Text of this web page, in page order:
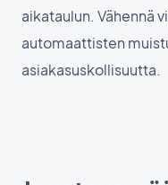
aikataulun. Vähennä
automaattisten
asiakasuskollisuutta.